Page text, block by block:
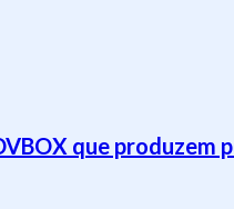
que produzem